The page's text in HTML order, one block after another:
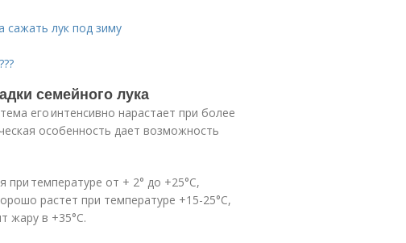
сажать лук под зиму
семейного лука
его интенсивно нарастает при более
особенность дает возможность
при температуре от + 2° до +25°С,
растет при температуре +15-25°С,
жару в +35°С.